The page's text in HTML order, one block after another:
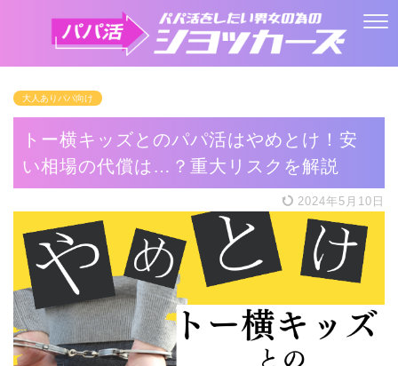
大人ありパパ向け
トー横キッズとのパパ活はやめとけ！安
い相場の代償は…？重大リスクを解説
2024年5月10日